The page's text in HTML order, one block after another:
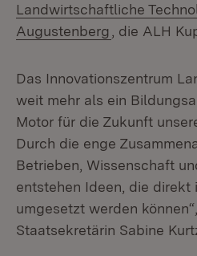
Landwirtschaftliche
Augustenberg (Öffnet in
, die ALH
Das Innovationszentrum
weit mehr als ein
Motor für die Zukunft
Durch die enge
Betrieben, Wissenschaft
entstehen Ideen, die direkt
umgesetzt werden
Staatsekretärin Sabine